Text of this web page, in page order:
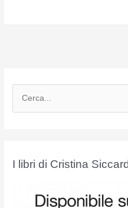
I libri di Cristina